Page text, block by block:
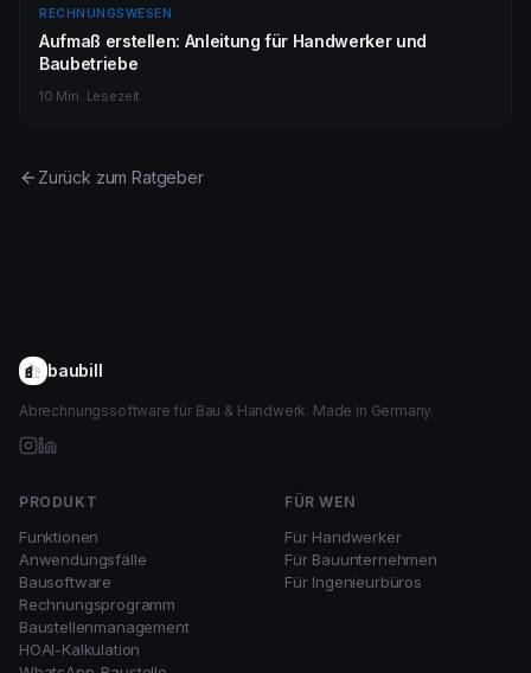
RECHNUNGSWESEN
Aufmaß erstellen: Anleitung für Handwerker und
Baubetriebe
10 Min. Lesezeit
Zurück zum Ratgeber
baubill
Abrechnungssoftware für Bau & Handwerk. Made in Germany.
PRODUKT
Funktionen
Anwendungsfälle
Bausoftware
Rechnungsprogramm
Baustellenmanagement
HOAI-Kalkulation
FÜR WEN
Für Handwerker
Für Bauunternehmen
Für Ingenieurbüros